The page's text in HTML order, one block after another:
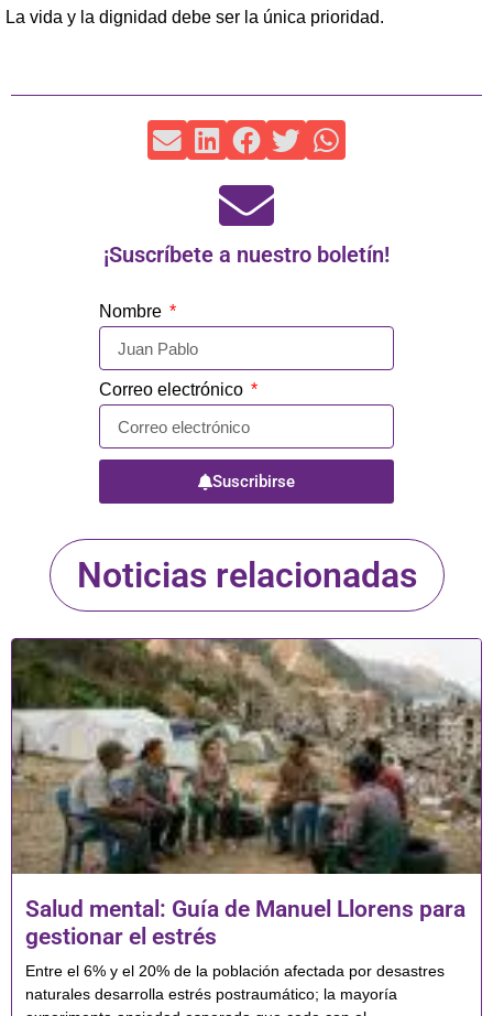
La vida y la dignidad debe ser la única prioridad.
¡Suscríbete a nuestro boletín!
Nombre
Correo electrónico
Suscribirse
Noticias relacionadas
Salud mental: Guía de Manuel Llorens para
gestionar el estrés
Entre el 6% y el 20% de la población afectada por desastres
naturales desarrolla estrés postraumático; la mayoría